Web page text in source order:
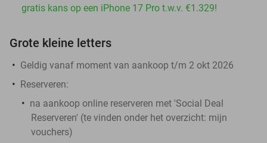
gratis kans op een iPhone 17 Pro t.w.v. €1.329!
Grote kleine letters
Geldig vanaf moment van aankoop t/m 2 okt 2026
Reserveren:
na aankoop online reserveren met 'Social Deal
Reserveren' (te vinden onder het overzicht: mijn
vouchers)